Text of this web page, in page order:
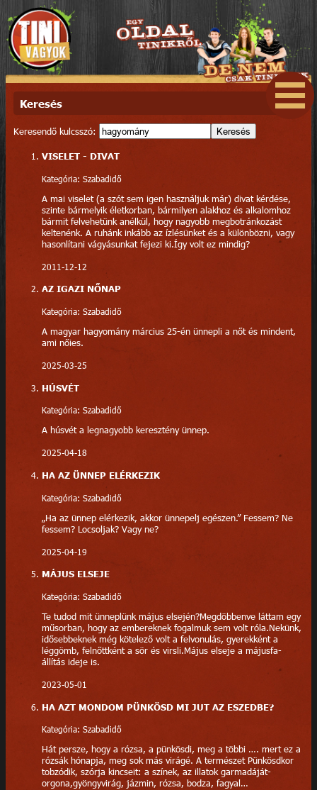
Keresés
Keresendő kulcsszó: Keresés
VISELET - DIVAT
Kategória: Szabadidő
A mai viselet (a szót sem igen használjuk már) divat kérdése,
szinte bármelyik életkorban, bármilyen alakhoz és alkalomhoz
bármit felvehetünk anélkül, hogy nagyobb megbotránkozást
keltenénk. A ruhánk inkább az ízlésünket és a különbözni, vagy
hasonlítani vágyásunkat fejezi ki.Így volt ez mindig?
2011-12-12
AZ IGAZI NŐNAP
Kategória: Szabadidő
A magyar hagyomány március 25-én ünnepli a nőt és mindent,
ami nőies.
2025-03-25
HÚSVÉT
Kategória: Szabadidő
A húsvét a legnagyobb keresztény ünnep.
2025-04-18
HA AZ ÜNNEP ELÉRKEZIK
Kategória: Szabadidő
„Ha az ünnep elérkezik, akkor ünnepelj egészen.” Fessem? Ne
fessem? Locsoljak? Vagy ne?
2025-04-19
MÁJUS ELSEJE
Kategória: Szabadidő
Te tudod mit ünneplünk május elsején?Megdöbbenve láttam egy
műsorban, hogy az embereknek fogalmuk sem volt róla.Nekünk,
idősebbeknek még kötelező volt a felvonulás, gyerekként a
léggömb, felnőttként a sör és virsli.Május elseje a májusfa-
állítás ideje is.
2023-05-01
HA AZT MONDOM PÜNKÖSD MI JUT AZ ESZEDBE?
Kategória: Szabadidő
Hát persze, hogy a rózsa, a pünkösdi, meg a többi …. mert ez a
rózsák hónapja, meg sok más virágé. A természet Pünkösdkor
tobzódik, szórja kincseit: a színek, az illatok garmadáját-
orgona,gyöngyvirág, jázmin, rózsa, bodza, fagyal…